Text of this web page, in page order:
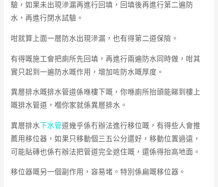
驗，如果未出現滲漏再進行回填，回填後再進行第二遍防
水，再進行閉水試驗。
咁就算上面一層防水出現滲漏，也有得第二道保險。
有得嘅施工會把廁所先回填，再進行兩遍防水同時做，咁其
實只起到一遍防水嘅作用，增加咗防水嘅厚度。
異層排水嘅排水管道係喺樓下嘅，你喺廁所抬頭能睇到樓上
嘅排水管道，嗰你家就係異層排水。
異層排水下水管道幾乎係冇辦法進行移位嘅，有得些人會推
薦用移位器，如果只移動個三五公分還好，移動位置過遠，
可能貼磚也係冇辦法把管道完全遮住嘅，還係得抬高地面。
移位器嘅另一個副作用，容易堵。特別係扁嘅移位器。